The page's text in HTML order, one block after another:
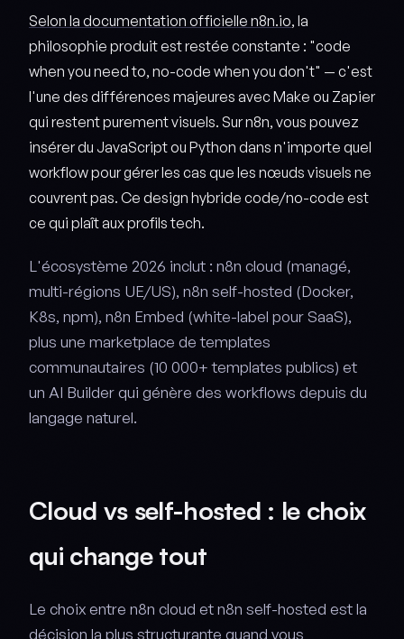
Selon la documentation officielle n8n.io, la
philosophie produit est restée constante : "code
when you need to, no-code when you don't" — c'est
l'une des différences majeures avec Make ou Zapier
qui restent purement visuels. Sur n8n, vous pouvez
insérer du JavaScript ou Python dans n'importe quel
workflow pour gérer les cas que les nœuds visuels ne
couvrent pas. Ce design hybride code/no-code est
ce qui plaît aux profils tech.
L'écosystème 2026 inclut : n8n cloud (managé,
multi-régions UE/US), n8n self-hosted (Docker,
K8s, npm), n8n Embed (white-label pour SaaS),
plus une marketplace de templates
communautaires (10 000+ templates publics) et
un AI Builder qui génère des workflows depuis du
langage naturel.
Cloud vs self-hosted : le choix
qui change tout
Le choix entre n8n cloud et n8n self-hosted est la
décision la plus structurante quand vous